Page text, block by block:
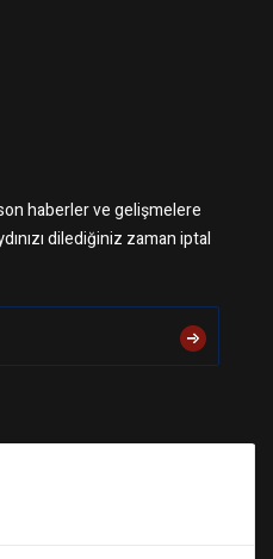
haberler ve gelişmelere
dilediğiniz zaman iptal